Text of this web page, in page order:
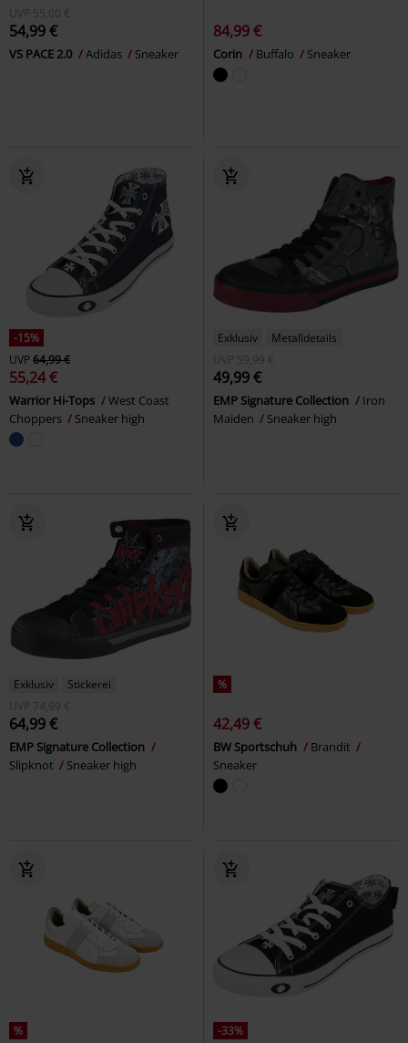
UVP
55,00 €
54,99 €
VS PACE 2.0 Adidas Sneaker
84,99 €
Corin Buffalo Sneaker
-15%
UVP64,99 €
55,24 €
Warrior Hi-Tops
West Coast
Choppers
Sneaker high
Exklusiv
Metalldetails
UVP
59,99 €
49,99 €
EMP Signature Collection
Iron
Maiden
Sneaker high
Exklusiv
Stickerei
UVP
74,99 €
64,99 €
EMP Signature Collection
Slipknot
Sneaker high
%
42,49 €
BW Sportschuh
Brandit
Sneaker
%
-33%